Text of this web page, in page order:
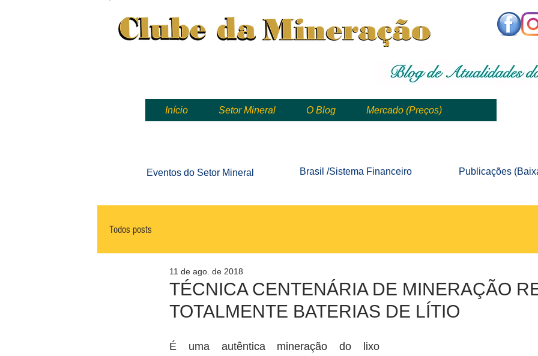
Início Setor Mineral O Blog Mercado (Preços)
Eventos do Setor Mineral Brasil /Sistema Financeiro Publicações
Todos posts
TÉCNICA CENTENÁRIA DE MINERAÇÃO
TOTALMENTE BATERIAS DE LÍTIO
11 de ago. de 2018
É uma autêntica mineração do lixo